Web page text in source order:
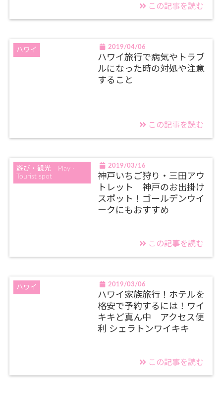
この記事を読む
ハワイ 2019/04/06
ハワイ旅行で病気やトラブ
ルになった時の対処や注意
すること
この記事を読む
遊び・観光 Play ·
Tourist spot
2019/03/16
神戸いちご狩り・三田アウ
トレット 神戸のお出掛け
スポット！ゴールデンウイ
ークにもおすすめ
この記事を読む
ハワイ 2019/03/06
ハワイ家族旅行！ホテルを
格安で予約するには！ワイ
キキど真ん中 アクセス便
利 シェラトンワイキキ
この記事を読む